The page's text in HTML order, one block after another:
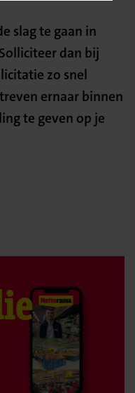
slag te gaan in
dan bij
zo snel
ernaar binnen
te geven op je